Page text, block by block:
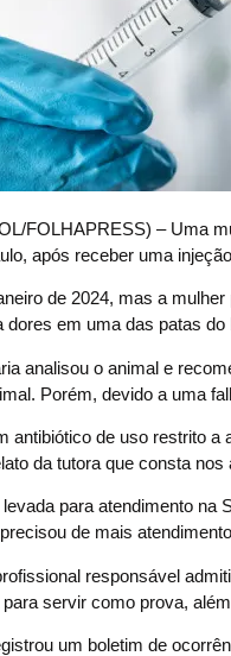
FOLHAPRESS) – Uma
após receber uma
de 2024, mas a
dores em uma das patas
analisou o animal e
Porém, devido a uma
antibiótico de uso restrito
da tutora que consta
para atendimento na
de mais
responsável
servir como prova,
um boletim de